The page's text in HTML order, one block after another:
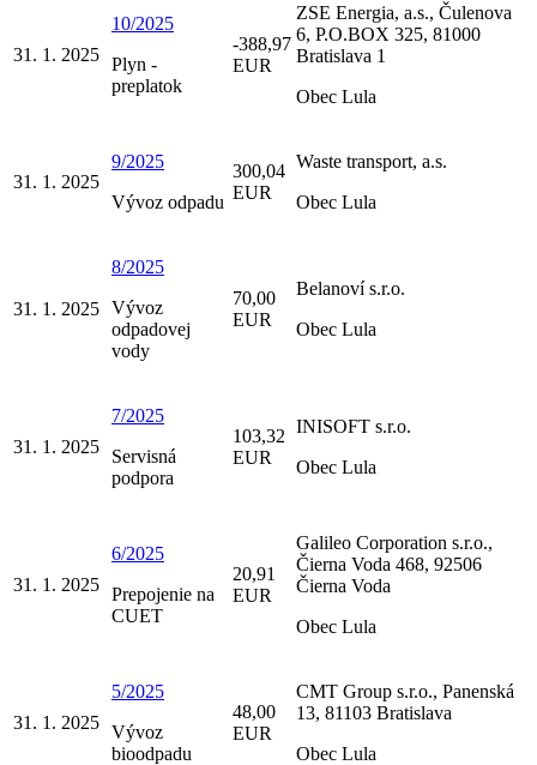
31. 1. 2025
10/2025
Plyn -
preplatok
-388,97
EUR
ZSE Energia, a.s., Čulenova
6, P.O.BOX 325, 81000
Bratislava 1
Obec Lula
31. 1. 2025
9/2025
Vývoz odpadu
300,04
EUR
Waste transport, a.s.
Obec Lula
31. 1. 2025
8/2025
Vývoz
odpadovej
vody
70,00
EUR
Belanoví s.r.o.
Obec Lula
31. 1. 2025
7/2025
Servisná
podpora
103,32
EUR
INISOFT s.r.o.
Obec Lula
31. 1. 2025
6/2025
Prepojenie na
CUET
20,91
EUR
Galileo Corporation s.r.o.,
Čierna Voda 468, 92506
Čierna Voda
Obec Lula
31. 1. 2025
5/2025
Vývoz
bioodpadu
48,00
EUR
CMT Group s.r.o., Panenská
13, 81103 Bratislava
Obec Lula